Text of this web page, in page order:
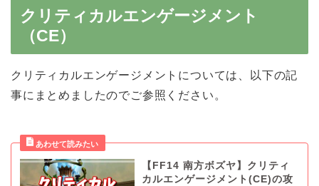
クリティカルエンゲージメント
（CE）
クリティカルエンゲージメントについては、以下の記
事にまとめましたのでご参照ください。
【FF14 南方ボズヤ】クリティ
カルエンゲージメント(CE)の攻